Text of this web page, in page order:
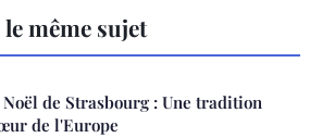
même sujet
de Strasbourg : Une tradition
de l'Europe